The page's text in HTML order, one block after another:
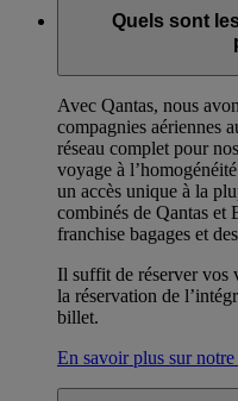
Quels sont
Avec Qantas, nous
compagnies aériennes
réseau complet pour
voyage à
un accès unique à la
combinés de Qantas et
franchise bagages et
Il suffit de réserver vos
la réservation de
billet.
En savoir plus sur